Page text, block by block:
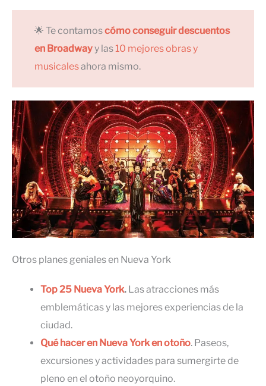
🌟 Te contamoscómo conseguir descuentos
en Broadwayy las10 mejores obras y
musicalesahora mismo.
Otros planes geniales en Nueva York
Top 25 Nueva York. Las atracciones más
emblemáticas y las mejores experiencias de la
ciudad.
Qué hacer en Nueva York en otoño. Paseos,
excursiones y actividades para sumergirte de
pleno en el otoño neoyorquino.